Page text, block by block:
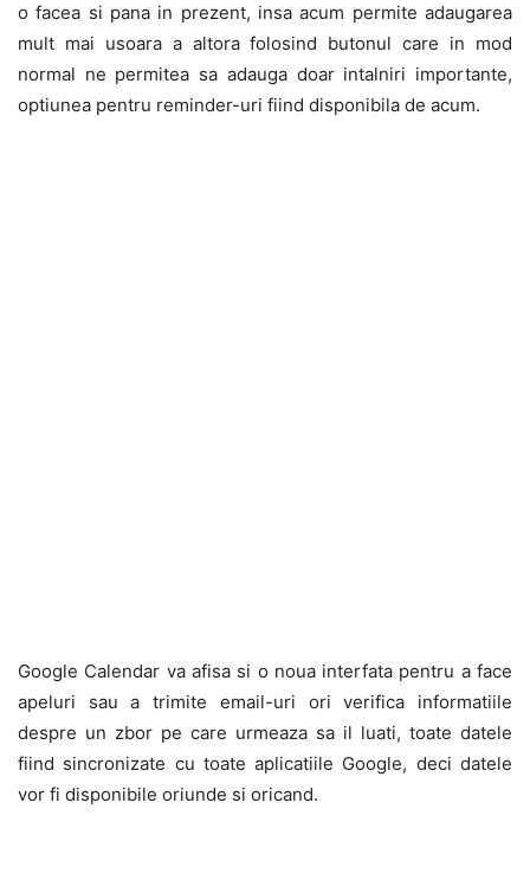
o facea si pana in prezent, insa acum permite adaugarea
mult mai usoara a altora folosind butonul care in mod
normal ne permitea sa adauga doar intalniri importante,
optiunea pentru reminder-uri fiind disponibila de acum.
Google Calendar va afisa si o noua interfata pentru a face
apeluri sau a trimite email-uri ori verifica informatiile
despre un zbor pe care urmeaza sa il luati, toate datele
fiind sincronizate cu toate aplicatiile Google, deci datele
vor fi disponibile oriunde si oricand.